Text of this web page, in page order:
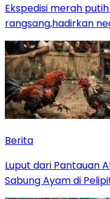
Ekspedisi merah
rangsang,hadirkan
Berita
Luput dari Pantauan
Sabung Ayam di